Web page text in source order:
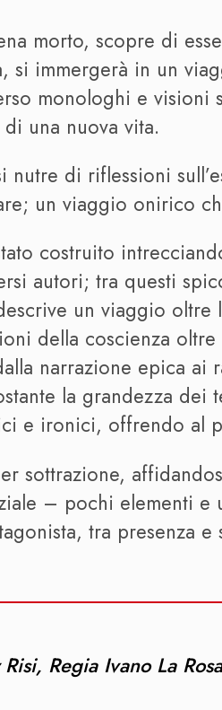
morto, scopre di
si immergerà in un
monologhi e
una nuova vita.
nutre di riflessioni
un viaggio onirico
costruito
autori; tra questi
un viaggio oltre
della coscienza
narrazione epica
la grandezza
e ironici, offrendo al
sottrazione,
– pochi elementi
tra presenza e
Regia Ivano La